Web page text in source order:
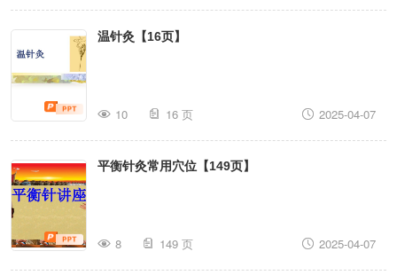
温针灸【16页】
10 16 页 2025-04-07
平衡针灸常用穴位【149页】
8 149 页 2025-04-07